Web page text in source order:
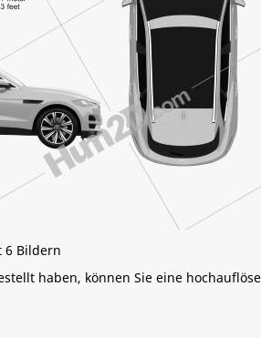
6 Bildern
haben, können Sie eine